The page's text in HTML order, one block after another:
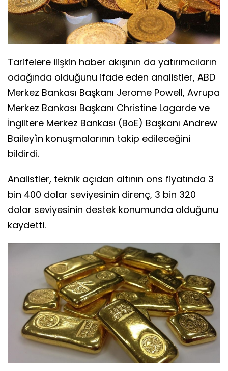
Tarifelere ilişkin haber akışının da yatırımcıların
odağında olduğunu ifade eden analistler, ABD
Merkez Bankası Başkanı Jerome Powell, Avrupa
Merkez Bankası Başkanı Christine Lagarde ve
İngiltere Merkez Bankası (BoE) Başkanı Andrew
Bailey'in konuşmalarının takip edileceğini
bildirdi.
Analistler, teknik açıdan altının ons fiyatında 3
bin 400 dolar seviyesinin direnç, 3 bin 320
dolar seviyesinin destek konumunda olduğunu
kaydetti.